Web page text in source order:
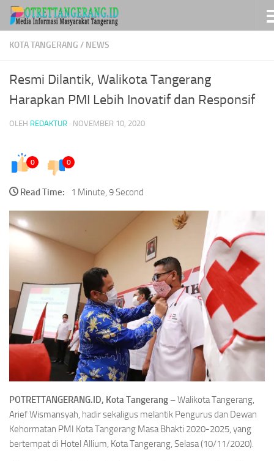
Skip to content
KOTA TANGERANG / NEWS
Resmi Dilantik, Walikota Tangerang
Harapkan PMI Lebih Inovatif dan Responsif
OLEH REDAKTUR · NOVEMBER 10, 2020
0 0
Read Time: 1 Minute, 9 Second
POTRETTANGERANG.ID, Kota Tangerang –Walikota Tangerang,
Arief Wismansyah, hadir sekaligus melantik Pengurus dan Dewan
Kehormatan PMI Kota Tangerang Masa Bhakti 2020-2025, yang
bertempat di Hotel Allium, Kota Tangerang, Selasa (10/11/2020).